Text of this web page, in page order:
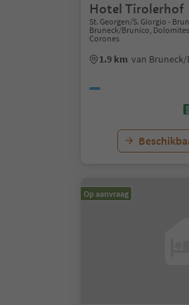
Hotel Tirolerhof
St. Georgen/S. Giorgio -
Bruneck/Brunico,
Corones
1.9 km van
Op aanvraag